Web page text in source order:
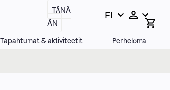
TÄNÄ
ÄN
Vaihda
nykyinen
FI
Tapahtumat & aktiviteetit Perheloma